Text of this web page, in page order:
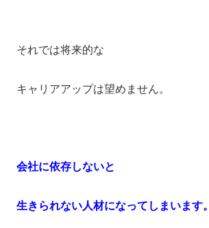
それでは将来的な
キャリアアップは望めません。
会社に依存しないと
生きられない人材になってしまいます。